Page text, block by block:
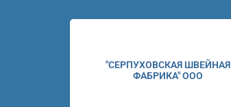
"СЕРПУХОВСКАЯ ШВЕЙНАЯ
ФАБРИКА" ООО